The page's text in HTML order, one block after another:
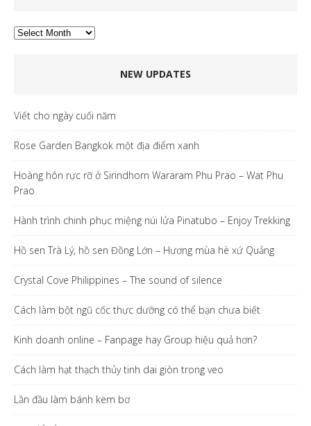
Archives
NEW UPDATES
Viết cho ngày cuối năm
Rose Garden Bangkok một địa điểm xanh
Hoàng hôn rực rỡ ở Sirindhorn Wararam Phu Prao – Wat Phu
Prao
Hành trình chinh phục miệng núi lửa Pinatubo – Enjoy Trekking
Hồ sen Trà Lý, hồ sen Đồng Lớn – Hương mùa hè xứ Quảng
Crystal Cove Philippines – The sound of silence
Cách làm bột ngũ cốc thực dưỡng có thể bạn chưa biết
Kinh doanh online – Fanpage hay Group hiệu quả hơn?
Cách làm hạt thạch thủy tinh dai giòn trong veo
Lần đầu làm bánh kem bơ